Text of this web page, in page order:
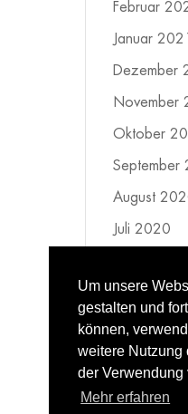
Februar
Januar 2021
Dezember
November
Oktober
September
August
Juli 2020
Mai 2020
April 2020
März 2020
Um unsere
gestalten und
können,
weitere Nutzung
der Verwendung
Mehr erfahren